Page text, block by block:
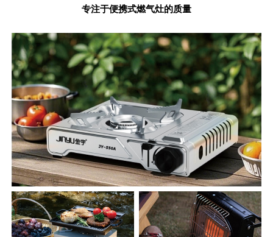
专注于便携式燃气灶的质量